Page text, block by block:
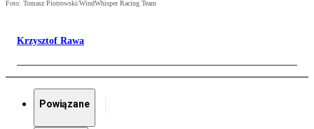
Foto: Tomasz Piotrowski/WindWhisper Racing Team
Krzysztof Rawa
Powiązane